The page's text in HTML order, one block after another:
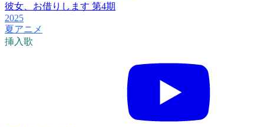
彼女、お借りします 第4期
2025
夏アニメ
挿入歌